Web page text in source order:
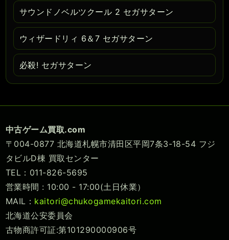
サウンドノベルツクール 2 セガサターン
ウィザードリィ 6＆7 セガサターン
必殺! セガサターン
中古ゲーム買取.com
〒004-0877 北海道札幌市清田区平岡7条3-18-54 フジ
タビルD棟 買取センター
TEL：011-826-5695
営業時間 : 10:00 - 17:00(土日休業）
MAIL： kaitori@chukogamekaitori.com
北海道公安委員会
古物商許可証:第101290000906号